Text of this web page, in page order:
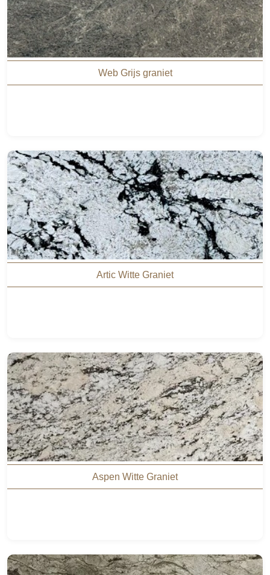
Web Grijs graniet
Artic Witte Graniet
Aspen Witte Graniet